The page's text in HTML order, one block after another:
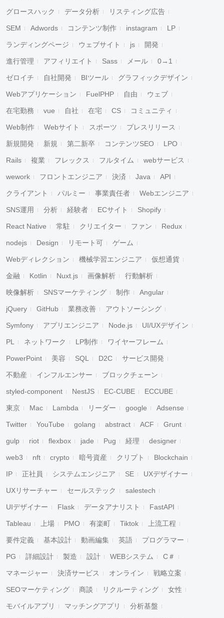
グロースハック データ分析 リスティング広告
SEM Adwords コンテンツ制作 instagram LP
ランディングページ ウェブサイト js 開発
進行管理 アフィリエイト Sass メール 0→1
ゼロイチ 自社開発 BIツール グラフィックデザイン
Webアプリケーション FuelPHP 自由 ウェブ
在宅勤務 vue 自社 在宅 CS コミュニティ
Web制作 Webサイト スポーツ プレスリリース
新規開発 新規 第二新卒 コンテンツSEO LPO
Rails 複業 フレックス フルタイム webサービス
wework フロントエンジニア 決済 Java API
クライアント パルミー 事業責任者 Webエンジニア
SNS運用 分析 経験者 ECサイト Shopify
React Native 常駐 クリエイター ファン Redux
nodejs Design リモート可 ゲーム
Webディレクション 機械学習エンジニア 仮想通貨
金融 Kotlin Nuxt.js 画像解析 行動解析
映像解析 SNSマーケティング 制作 Angular
jQuery GitHub 業務改善 アウトソーシング
Symfony アプリエンジニア Node.js UI/UXデザイン
PL ネットワーク LP制作 ワイヤーフレーム
PowerPoint 美容 SQL D2C サービス開発
不動産 インフルエンサー ブロックチェーン
styled-component NestJS EC-CUBE ECCUBE
東京 Mac Lambda リーダー google Adsense
Twitter YouTube golang abstract ACF Grunt
gulp riot flexbox jade Pug 経理 designer
web3 nft crypto 暗号資産 クリプト Blockchain
IP 正社員 システムエンジニア SE UXデザイナー
UXリサーチャー セールステック salestech
UIデザイナー Flask データアナリスト FastAPI
Tableau 上場 PMO 有楽町 Tiktok 上流工程
要件定義 基本設計 動画編集 英語 プログラマー
PG 詳細設計 製造 設計 WEBシステム C＃
マネージャー 決済サービス オンライン 戦略立案
SEOマーケティング 商談 リクルーティング 女性
モバイルアプリ マッチングアプリ 分析基盤